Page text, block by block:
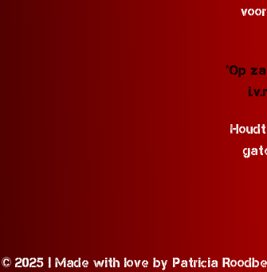
*Op
2025 | Made with love by Patricia